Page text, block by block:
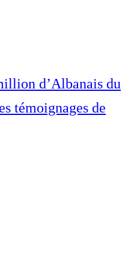
d’Albanais du
témoignages de